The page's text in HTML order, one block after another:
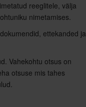
reeglitele, välja
nimetamises.
ettekanded ja
Vahekohtu otsus on
otsuse mis tahes